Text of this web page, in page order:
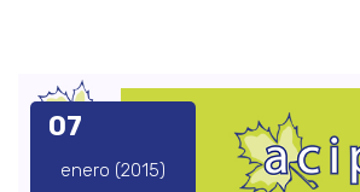
07
enero (2015)